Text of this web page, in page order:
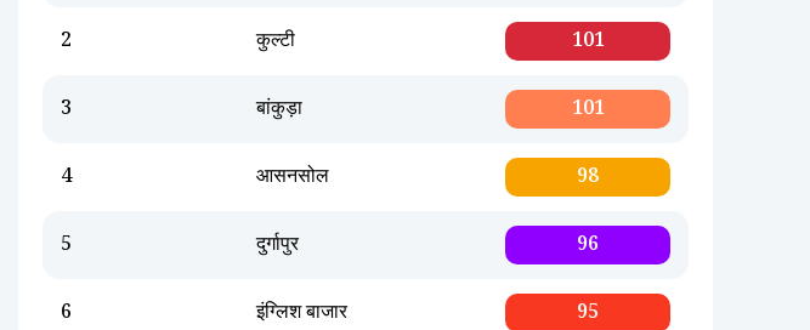
2 कुल्टी 101
3 बांकुड़ा 101
4 आसनसोल 98
5 दुर्गापुर 96
6 इंग्लिश बाजार 95